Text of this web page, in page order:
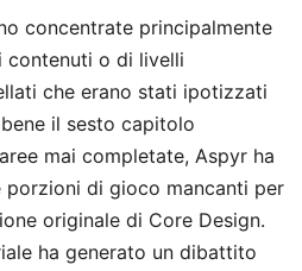
concentrate principalmente
contenuti o di livelli
che erano stati ipotizzati
il sesto capitolo
mai completate, Aspyr ha
di gioco mancanti per
originale di Core Design.
ha generato un dibattito